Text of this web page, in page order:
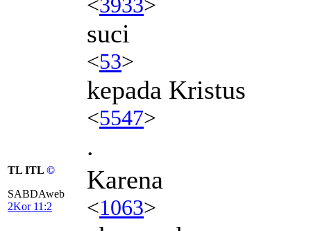
suci
<53>
kepada Kristus
<5547>
.
TL ITL ©
SABDAweb
2Kor 11:2
Karena
<1063>